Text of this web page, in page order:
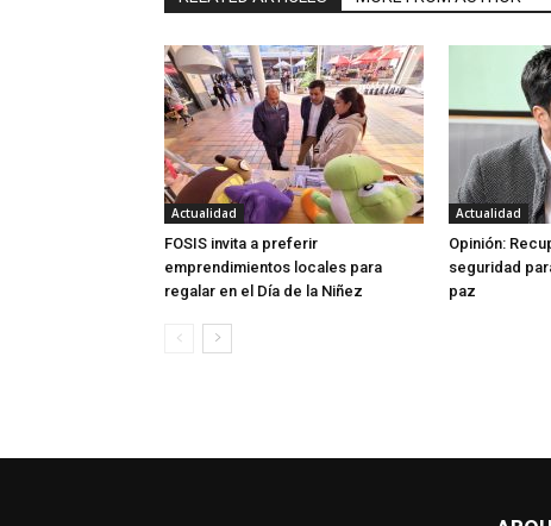
Actualidad
FOSIS invita a preferir
emprendimientos locales para
regalar en el Día de la Niñez
Actualidad
Opinión:
seguridad
paz